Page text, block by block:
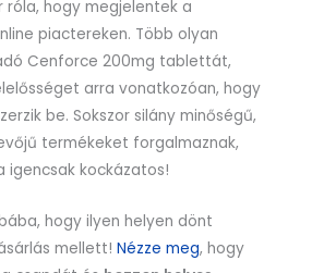
róla, hogy megjelentek a
piactereken. Több olyan
Cenforce 200mg tablettát,
arra vonatkozóan, hogy
be. Sokszor silány minőségű,
termékeket forgalmaznak,
igencsak kockázatos!
hogy ilyen helyen dönt
mellett! Nézze meg, hogy